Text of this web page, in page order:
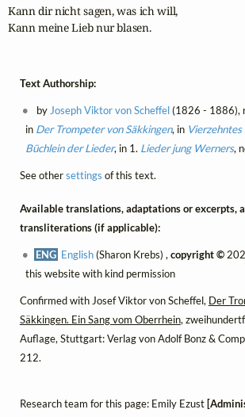
Kann dir nicht sagen, was ich will,
Kann meine Lieb nur blasen.
Text Authorship:
by Joseph Viktor von Scheffel(1826 - 1886),
in Der Trompeter von Säkkingen, in Vierzehntes
Büchlein der Lieder, in 1. Lieder jung Werners,
See othersettings of this text.
Available translations, adaptations or excerpts,
transliterations (if applicable):
ENG English(Sharon Krebs) ,copyright ©
this website with kind permission
Confirmed with Josef Viktor von Scheffel, Der
Säkkingen. Ein Sang vom Oberrhein,
Auflage, Stuttgart: Verlag von Adolf Bonz &
212.
Research team for this page: Emily Ezust